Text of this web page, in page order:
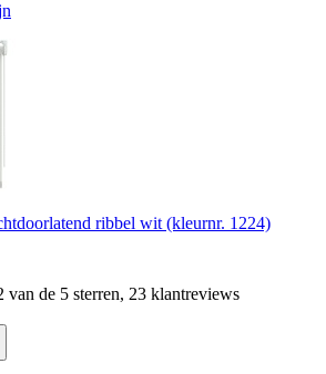
ribbel wit (kleurnr. 1224)
van de 5 sterren, 23 klantreviews